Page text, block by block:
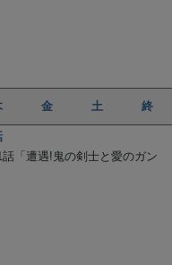
金 土 終
「遭遇!鬼の剣士と愛のガン